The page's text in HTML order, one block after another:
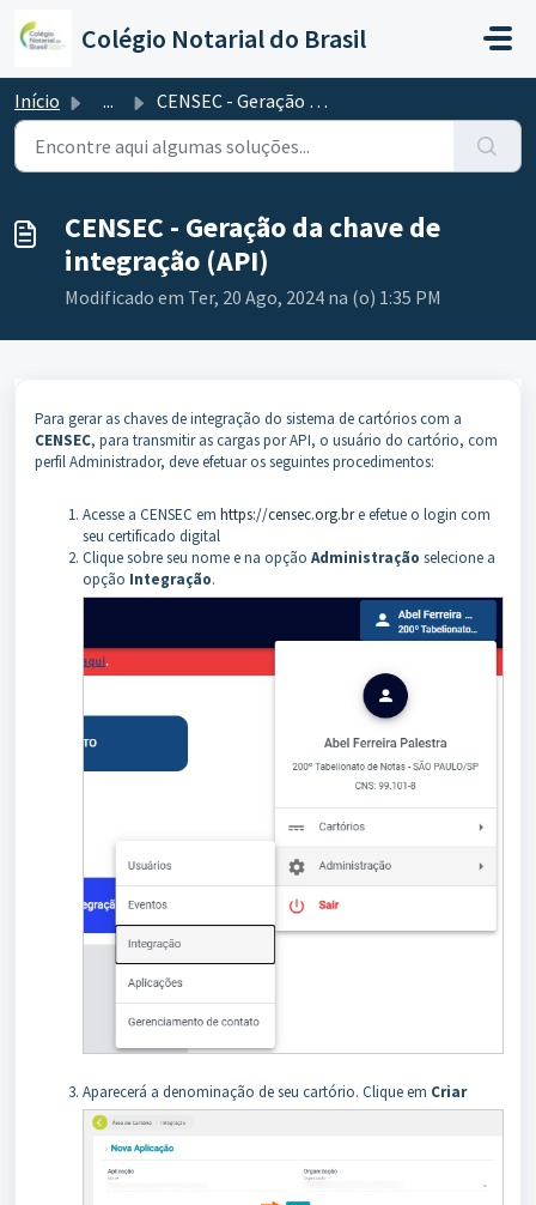
Colégio Notarial do Brasil
Início ... CENSEC - Geração da chave de integração (API)
CENSEC - Geração da chave de
integração (API)
Modificado em Ter, 20 Ago, 2024 na (o) 1:35 PM
Para gerar as chaves de integração do sistema de cartórios com a
CENSEC, para transmitir as cargas por API, o usuário do cartório, com
perfil Administrador, deve efetuar os seguintes procedimentos:
Acesse a CENSEC em https://censec.org.bre efetue o login com
seu certificado digital
Clique sobre seu nome e na opção Administração selecione a
opção Integração.
Aparecerá a denominação de seu cartório. Clique em Criar